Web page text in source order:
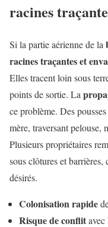
racines
Si la partie aérienne de la
racines traçantes et
Elles tracent loin sous
points de sortie. La
ce problème. Des
mère, traversant pelouse,
Plusieurs propriétaires
sous clôtures et barrières,
désirés.
Colonisation rapide
Risque de conflit